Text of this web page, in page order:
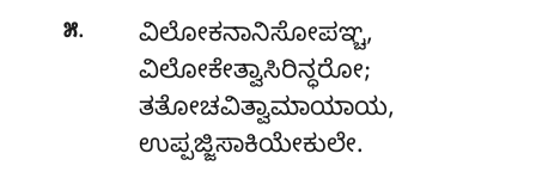
೫. ವಿಲೋಕನಾನಿಸೋಪಞ್ಚ,
ವಿಲೋಕೇತ್ವಾಸಿರಿನ್ಧರೋ;
ತತೋಚವಿತ್ವಾಮಾಯಾಯ,
ಉಪ್ಪಜ್ಜಿಸಾಕಿಯೇಕುಲೇ.